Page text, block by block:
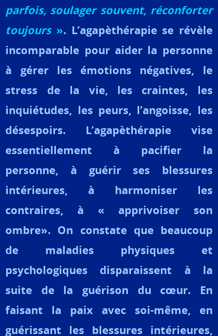
parfois, soulager souvent, réconforter
toujours ». L’agapèthérapie se révèle
incomparable pour aider la personne
à gérer les émotions négatives, le
stress de la vie, les craintes, les
inquiétudes, les peurs, l’angoisse, les
désespoirs. L’agapèthérapie vise
essentiellement à pacifier la
personne, à guérir ses blessures
intérieures, à harmoniser les
contraires, à « apprivoiser son
ombre». On constate que beaucoup
de maladies physiques et
psychologiques disparaissent à la
suite de la guérison du cœur. En
faisant la paix avec soi-même, en
guérissant les blessures intérieures,